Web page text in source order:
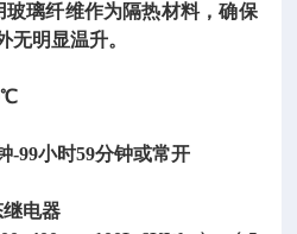
璃纤维作为隔热材料，确保
无明显温升。
-99小时59分钟或常开
电器